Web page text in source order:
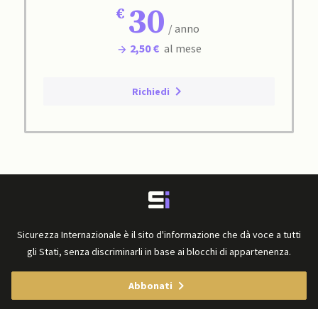
30 / anno
2,50 € al mese
Richiedi
Sicurezza Internazionale è il sito d'informazione che dà voce a tutti
gli Stati, senza discriminarli in base ai blocchi di appartenenza.
Abbonati